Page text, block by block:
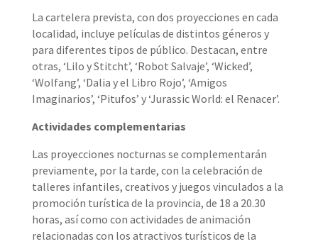
La cartelera prevista, con dos proyecciones en cada
localidad, incluye películas de distintos géneros y
para diferentes tipos de público. Destacan, entre
otras, ‘Lilo y Stitcht’, ‘Robot Salvaje’, ‘Wicked’,
‘Wolfang’, ‘Dalia y el Libro Rojo’, ‘Amigos
Imaginarios’, ‘Pitufos’ y ‘Jurassic World: el Renacer’.
Actividades complementarias
Las proyecciones nocturnas se complementarán
previamente, por la tarde, con la celebración de
talleres infantiles, creativos y juegos vinculados a la
promoción turística de la provincia, de 18 a 20.30
horas, así como con actividades de animación
relacionadas con los atractivos turísticos de la